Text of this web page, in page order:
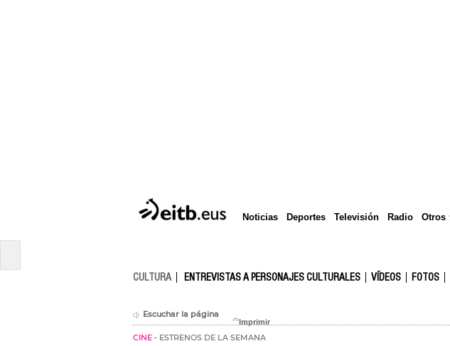
Noticias Deportes Televisión Radio Otros
CULTURA ENTREVISTAS A PERSONAJES CULTURALES VÍDEOS FOTOS
Escuchar la página
CINE ESTRENOS DE LA SEMANA